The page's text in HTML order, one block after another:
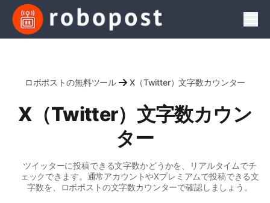
ロボポストの無料ツール X（Twitter）文字数カウンター
X（Twitter）文字数カウン
ター
ツイッターに投稿できる文字数かどうかを、リアルタイムでチ
ェックできます。通常アカウントやXプレミアムで投稿できる文
字数を、ロボポストの文字数カウンターで確認しましょう。